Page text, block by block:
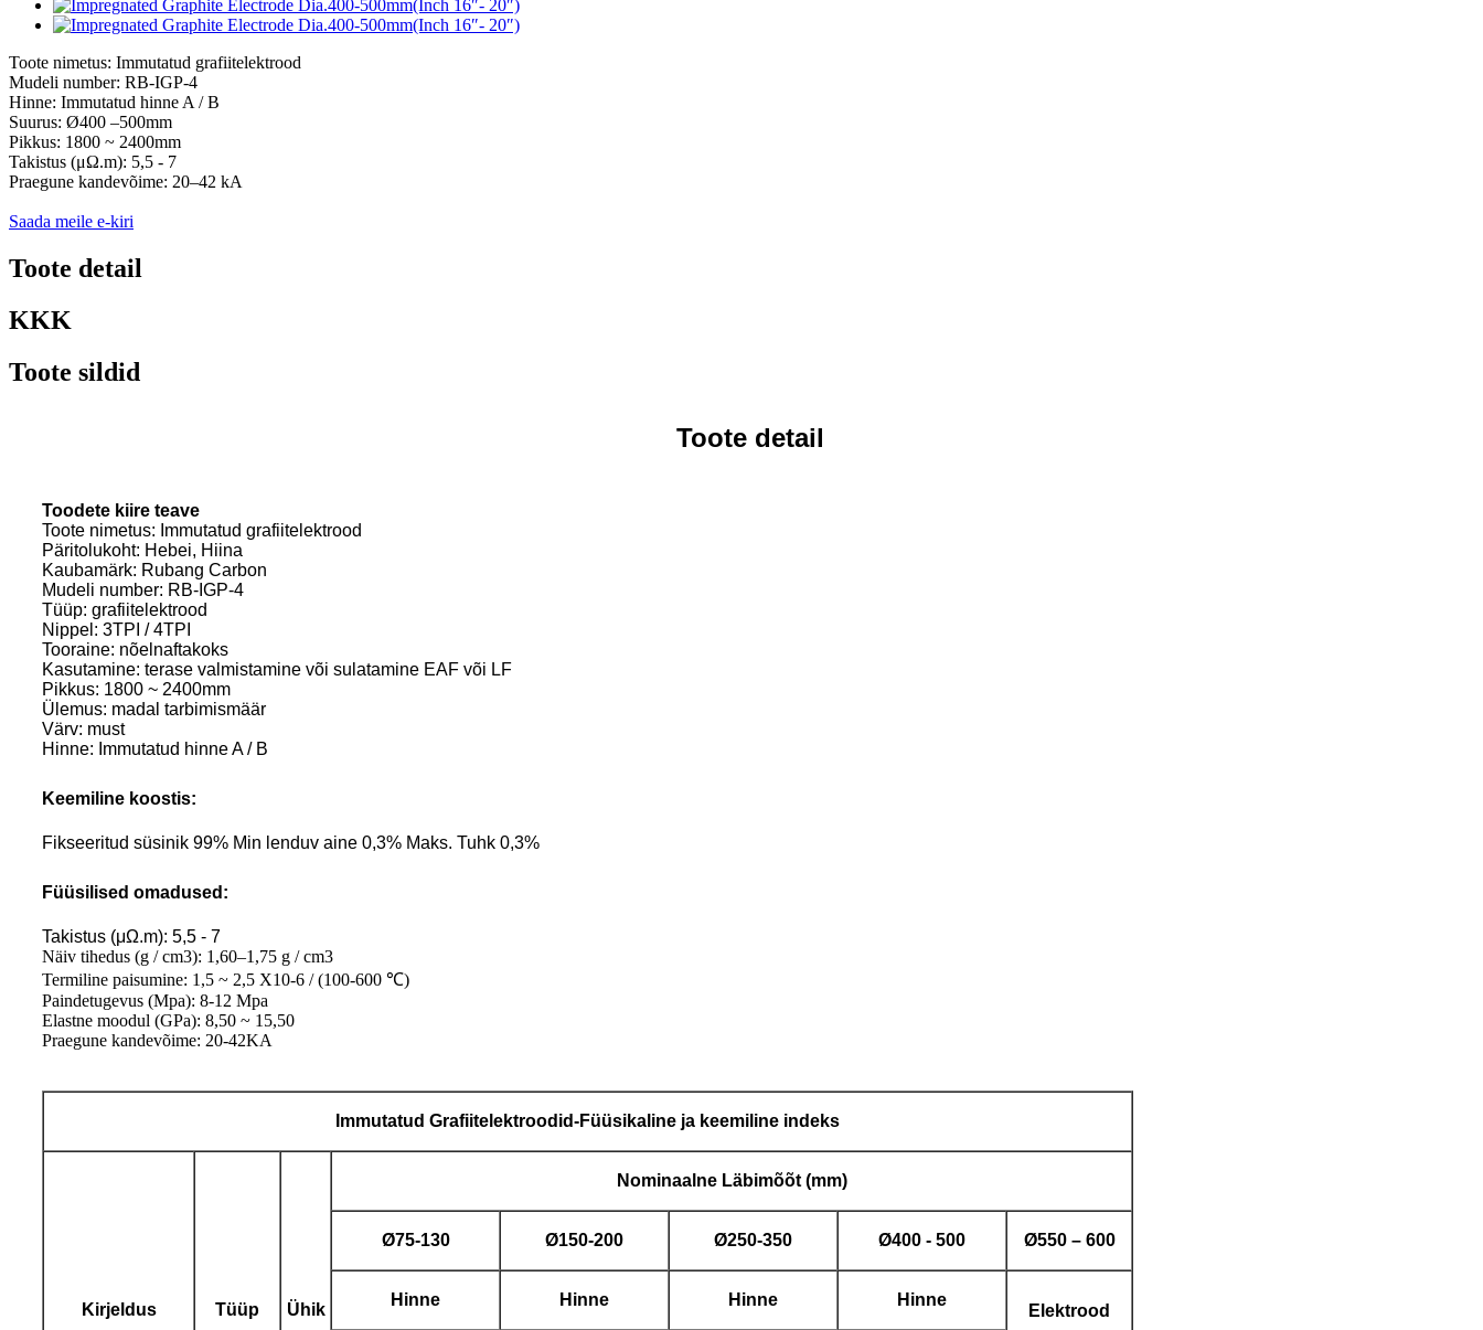
Toote nimetus: Immutatud grafiitelektrood
Mudeli number: RB-IGP-4
Hinne: Immutatud hinne A / B
Suurus: Ø400 –500mm
Pikkus: 1800 ~ 2400mm
Takistus (μΩ.m): 5,5 - 7
Praegune kandevõime: 20–42 kA
Saada meile e-kiri
Toote detail
KKK
Toote sildid
Toote detail
Toodete kiire teave
Toote nimetus: Immutatud grafiitelektrood
Päritolukoht: Hebei, Hiina
Kaubamärk: Rubang Carbon
Mudeli number: RB-IGP-4
Tüüp: grafiitelektrood
Nippel: 3TPI / 4TPI
Tooraine: nõelnaftakoks
Kasutamine: terase valmistamine või sulatamine EAF või LF
Pikkus: 1800 ~ 2400mm
Ülemus: madal tarbimismäär
Värv: must
Hinne: Immutatud hinne A / B
Keemiline koostis:
Fikseeritud süsinik 99% Min lenduv aine 0,3% Maks. Tuhk 0,3%
Füüsilised omadused:
Takistus (μΩ.m): 5,5 - 7
Näiv tihedus (g / cm3): 1,60–1,75 g / cm3
Termiline paisumine: 1,5 ~ 2,5 X10-6 / (100-600 ℃)
Paindetugevus (Mpa): 8-12 Mpa
Elastne moodul (GPa): 8,50 ~ 15,50
Praegune kandevõime: 20-42KA
Immutatud Grafiitelektroodid-Füüsikaline ja keemiline indeks
Kirjeldus Tüüp Ühik
NominaalneLäbimõõt (mm)
Ø75-130 Ø150-200 Ø250-350 Ø400 - 500 Ø550 –600
Hinne Hinne Hinne Hinne
Elektrood